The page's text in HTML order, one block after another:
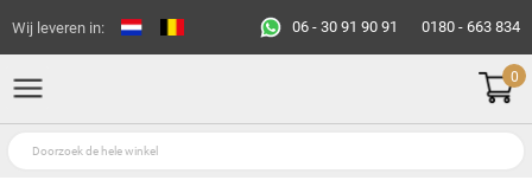
Wij leveren in: 06 - 30 91 90 91 0180 - 663 834
0